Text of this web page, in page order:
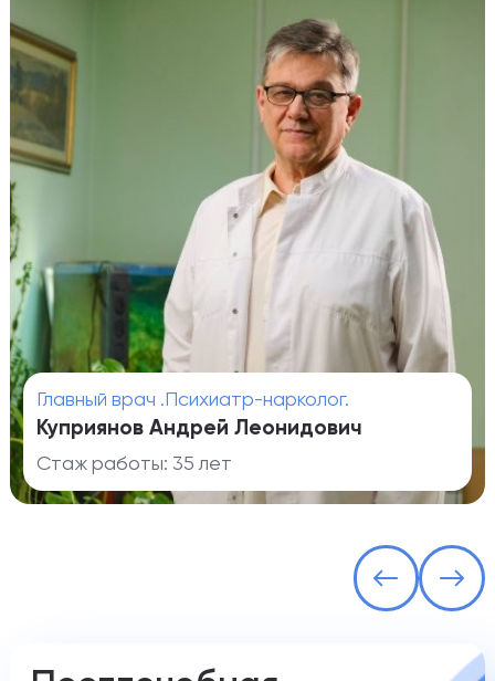
Главный врач .Психиатр-нарколог.
Куприянов Андрей Леонидович
Стаж работы: 35 лет